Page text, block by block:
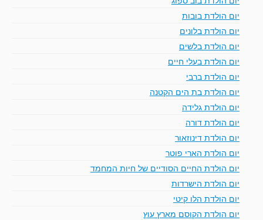
יום הולדת בובות
יום הולדת בלונים
יום הולדת בלשים
יום הולדת בעלי חיים
יום הולדת ברבי
יום הולדת בת הים הקטנה
יום הולדת גלידה
יום הולדת דורה
יום הולדת דינוזאור
יום הולדת הארי פוטר
יום הולדת החיים הסודיים של חיות המחמד
יום הולדת הישרדות
יום הולדת הלו קיטי
יום הולדת הקוסם מארץ עוץ